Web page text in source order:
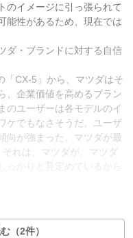
のイメージに引っ張られて
能性があるため、現在では
ダ・ブランドに対する自信
「CX-5」から、マツダはそ
、企業価値を高めるブラン
のユーザーは各モデルのイ
ケでもなさそうだ。ユーザ
向が強まった。マツダが最
れは、マツダが、マツダ
っかりと見定めているから
（2件）